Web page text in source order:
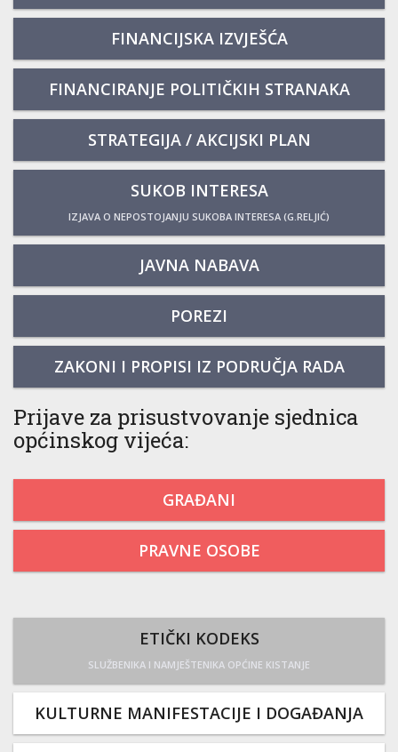
FINANCIJSKA IZVJEŠĆA
FINANCIRANJE POLITIČKIH STRANAKA
STRATEGIJA / AKCIJSKI PLAN
SUKOB INTERESA
IZJAVA O NEPOSTOJANJU SUKOBA INTERESA (G.RELJIĆ)
JAVNA NABAVA
POREZI
ZAKONI I PROPISI IZ PODRUČJA RADA
Prijave za prisustvovanje sjednica
općinskog vijeća:
GRAĐANI
PRAVNE OSOBE
ETIČKI KODEKS
SLUŽBENIKA I NAMJEŠTENIKA OPĆINE KISTANJE
KULTURNE MANIFESTACIJE I DOGAĐANJA